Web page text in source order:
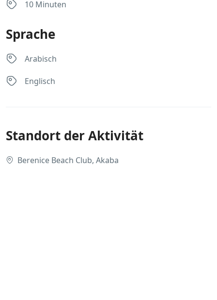
10 Minuten
Sprache
Arabisch
Englisch
Standort der Aktivität
Berenice Beach Club, Akaba